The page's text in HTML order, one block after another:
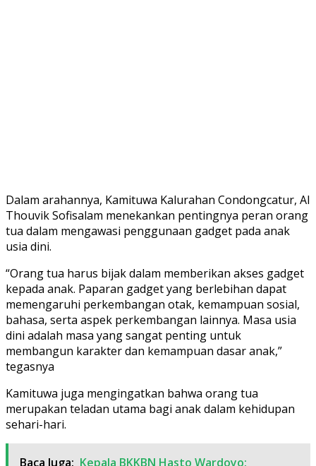
Dalam arahannya, Kamituwa Kalurahan Condongcatur, Al
Thouvik Sofisalam menekankan pentingnya peran orang
tua dalam mengawasi penggunaan gadget pada anak
usia dini.
“Orang tua harus bijak dalam memberikan akses gadget
kepada anak. Paparan gadget yang berlebihan dapat
memengaruhi perkembangan otak, kemampuan sosial,
bahasa, serta aspek perkembangan lainnya. Masa usia
dini adalah masa yang sangat penting untuk
membangun karakter dan kemampuan dasar anak,”
tegasnya
Kamituwa juga mengingatkan bahwa orang tua
merupakan teladan utama bagi anak dalam kehidupan
sehari-hari.
Baca Juga: Kepala BKKBN Hasto Wardoyo: